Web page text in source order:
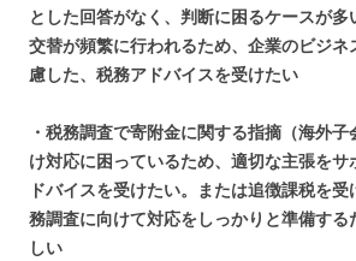
とした回答がなく、判断に困るケースが多
交替が頻繁に行われるため、企業のビジネ
慮した、税務アドバイスを受けたい
・税務調査で寄附金に関する指摘（海外
け対応に困っているため、適切な主張をサ
ドバイスを受けたい。または追徴課税を
務調査に向けて対応をしっかりと準備する
しい